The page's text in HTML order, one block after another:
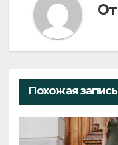
От
Похожая запись